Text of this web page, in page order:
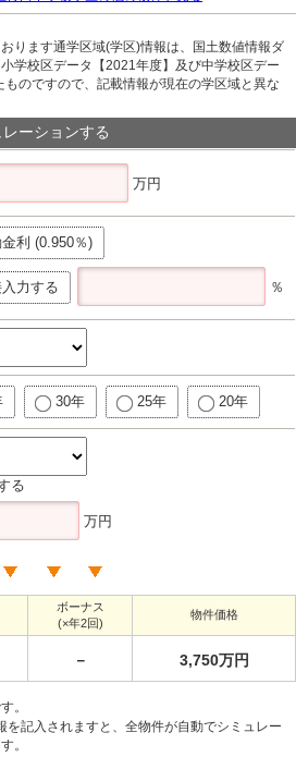
ります通学区域(学区)情報は、国土数値情報ダ
学校区データ【2021年度】及び中学校区デー
のですので、記載情報が現在の学区域と異な
ーションする
万円
利 (0.950％)
力する ％
30年 25年 20年
る
万円
ボーナス
(×年2回)
物件価格
－ 3,750万円
。
を記入されますと、全物件が自動でシミュレー
。